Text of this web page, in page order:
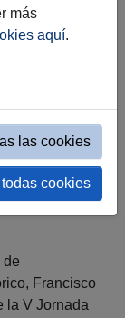
de
Francisco
la V Jornada
más
aquí.
las cookies
cookies